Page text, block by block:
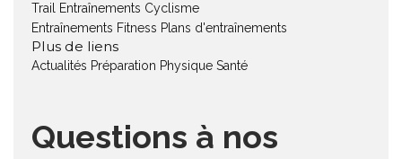
Trail
Entraînements Cyclisme
Entraînements Fitness Plans d'entraînements
Plus de liens
Actualités Préparation Physique Santé
Questions à nos